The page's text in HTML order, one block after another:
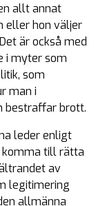
allt annat
eller hon väljer
är också med
i myter som
som
man i
bestraffar brott.
leder enligt
till rätta
av
legitimering
allmänna